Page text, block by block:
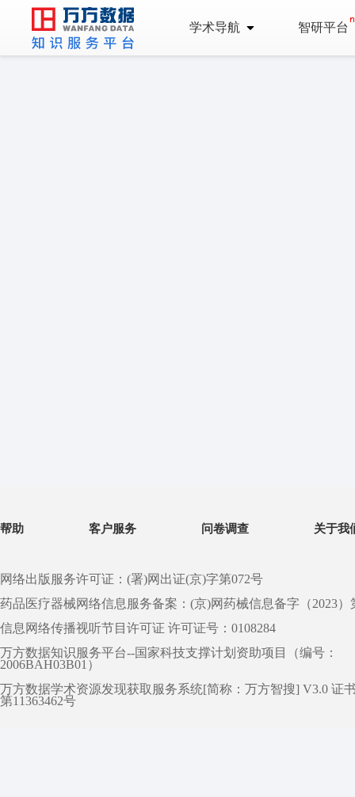
学术导航 智研平台
帮助 客户服务 问卷调查 关于我
网络出版服务许可证：(署)网出证(京)字第072号
药品医疗器械网络信息服务备案：(京)网药械信息备字（2023）
信息网络传播视听节目许可证 许可证号：0108284
万方数据知识服务平台--国家科技支撑计划资助项目（编号：
2006BAH03B01）
万方数据学术资源发现获取服务系统[简称：万方智搜] V3.0 证
第11363462号